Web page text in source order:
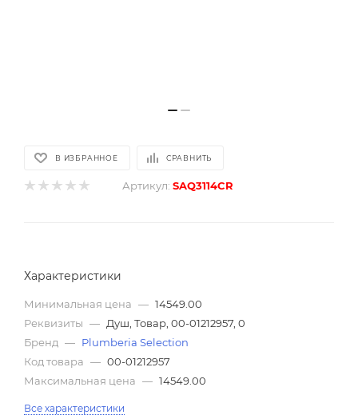
В ИЗБРАННОЕ СРАВНИТЬ
Артикул: SAQ3114CR
Характеристики
Минимальная цена — 14549.00
Реквизиты — Душ, Товар, 00-01212957, 0
Бренд — Plumberia Selection
Код товара — 00-01212957
Максимальная цена — 14549.00
Все характеристики